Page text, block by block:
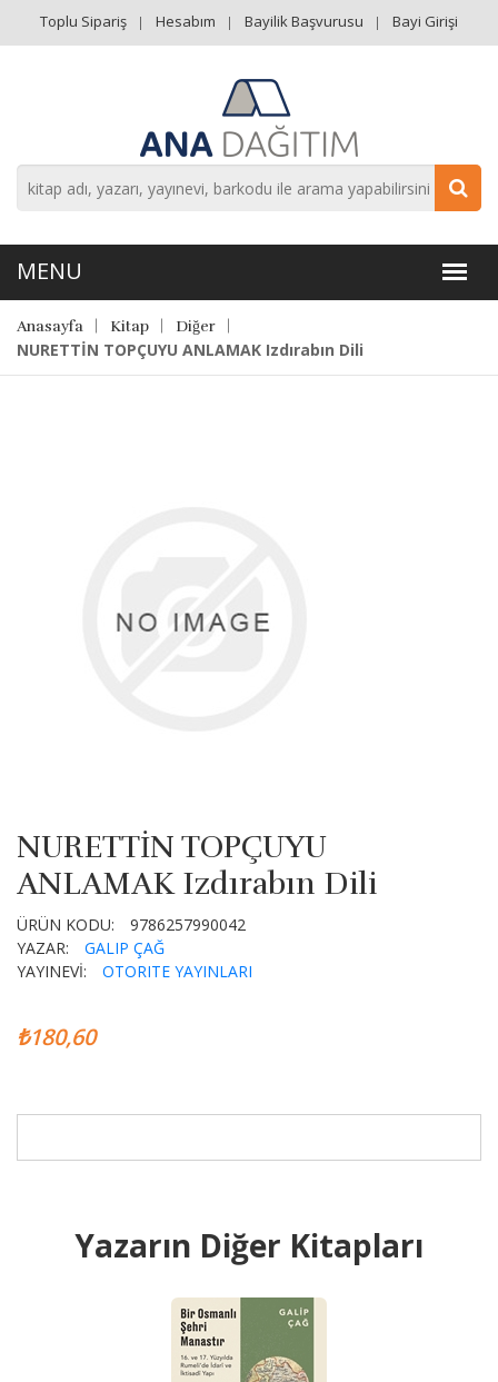
Toplu Sipariş Hesabım Bayilik Başvurusu Bayi Girişi
Anasayfa Kitap Diğer
NURETTİN TOPÇUYU ANLAMAK Izdırabın Dili
NURETTİN TOPÇUYU
ANLAMAK Izdırabın Dili
ÜRÜN KODU:
9786257990042
YAZAR:
GALIP ÇAĞ
YAYINEVİ:
OTORITE YAYINLARI
₺180,60
Yazarın Diğer Kitapları